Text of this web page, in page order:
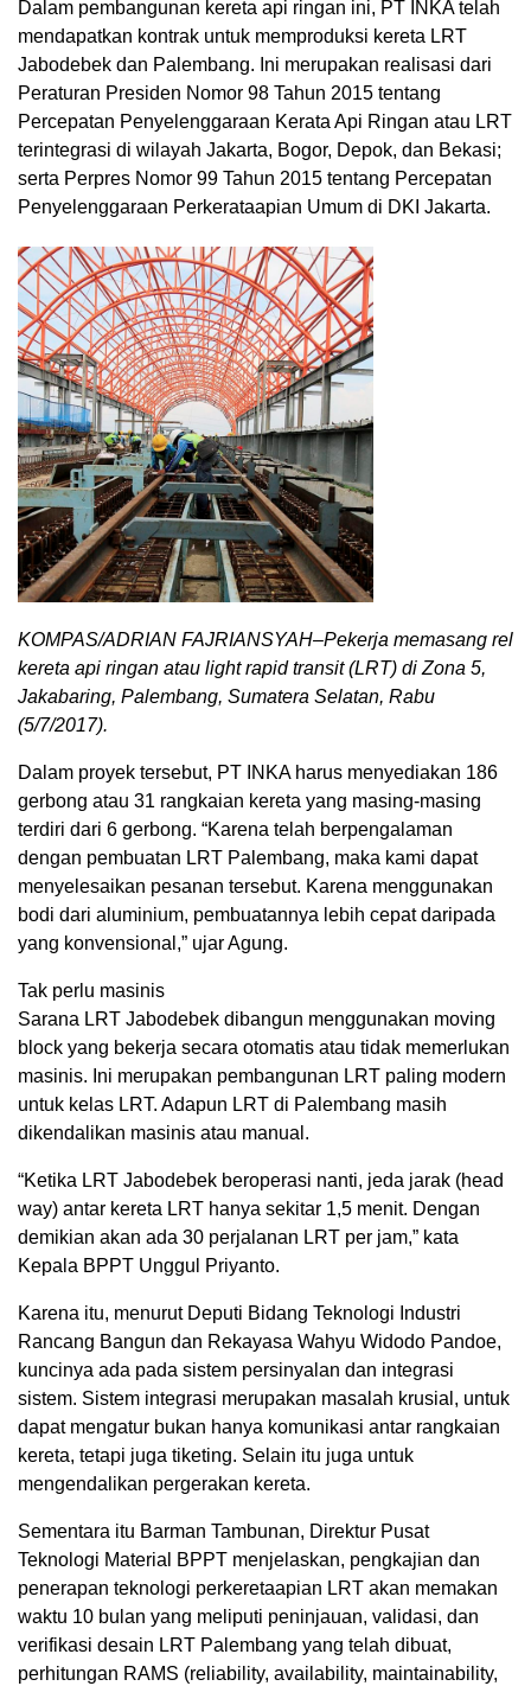
Dalam pembangunan kereta api ringan ini, PT INKA telah
mendapatkan kontrak untuk memproduksi kereta LRT
Jabodebek dan Palembang. Ini merupakan realisasi dari
Peraturan Presiden Nomor 98 Tahun 2015 tentang
Percepatan Penyelenggaraan Kerata Api Ringan atau LRT
terintegrasi di wilayah Jakarta, Bogor, Depok, dan Bekasi;
serta Perpres Nomor 99 Tahun 2015 tentang Percepatan
Penyelenggaraan Perkerataapian Umum di DKI Jakarta.
KOMPAS/ADRIAN FAJRIANSYAH–Pekerja memasang rel
kereta api ringan atau light rapid transit (LRT) di Zona 5,
Jakabaring, Palembang, Sumatera Selatan, Rabu
(5/7/2017).
Dalam proyek tersebut, PT INKA harus menyediakan 186
gerbong atau 31 rangkaian kereta yang masing-masing
terdiri dari 6 gerbong. “Karena telah berpengalaman
dengan pembuatan LRT Palembang, maka kami dapat
menyelesaikan pesanan tersebut. Karena menggunakan
bodi dari aluminium, pembuatannya lebih cepat daripada
yang konvensional,” ujar Agung.
Tak perlu masinis
Sarana LRT Jabodebek dibangun menggunakan moving
block yang bekerja secara otomatis atau tidak memerlukan
masinis. Ini merupakan pembangunan LRT paling modern
untuk kelas LRT. Adapun LRT di Palembang masih
dikendalikan masinis atau manual.
“Ketika LRT Jabodebek beroperasi nanti, jeda jarak (head
way) antar kereta LRT hanya sekitar 1,5 menit. Dengan
demikian akan ada 30 perjalanan LRT per jam,” kata
Kepala BPPT Unggul Priyanto.
Karena itu, menurut Deputi Bidang Teknologi Industri
Rancang Bangun dan Rekayasa Wahyu Widodo Pandoe,
kuncinya ada pada sistem persinyalan dan integrasi
sistem. Sistem integrasi merupakan masalah krusial, untuk
dapat mengatur bukan hanya komunikasi antar rangkaian
kereta, tetapi juga tiketing. Selain itu juga untuk
mengendalikan pergerakan kereta.
Sementara itu Barman Tambunan, Direktur Pusat
Teknologi Material BPPT menjelaskan, pengkajian dan
penerapan teknologi perkeretaapian LRT akan memakan
waktu 10 bulan yang meliputi peninjauan, validasi, dan
verifikasi desain LRT Palembang yang telah dibuat,
perhitungan RAMS (reliability, availability, maintainability,